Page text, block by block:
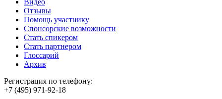
Видео
Отзывы
Помощь участнику
Спонсорские возможности
Стать спикером
Стать партнером
Глоссарий
Архив
Регистрация по телефону:
+7 (495) 971-92-18